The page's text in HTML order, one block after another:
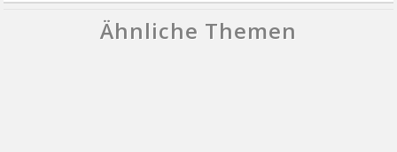
Ähnliche Themen